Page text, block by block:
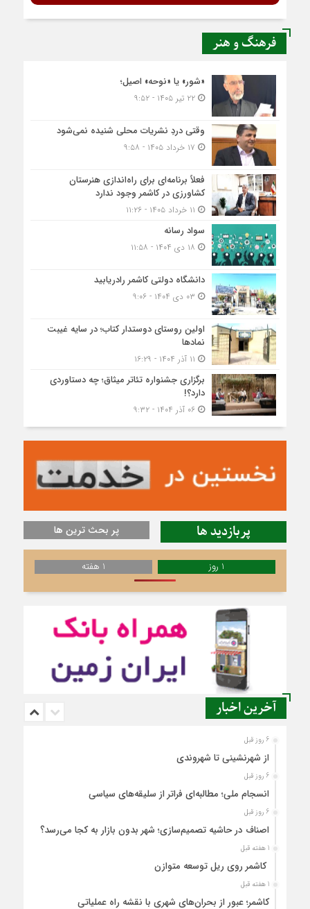
فرهنگ و هنر
«شور» یا «نوحه» اصیل؛
۲۲ تیر ۱۴۰۵ - ۹:۵۲
وقتی دردِ نشریات محلی شنیده نمی‌شود
فعلاً برنامه‌ای برای راه‌اندازی هنرستان
کشاورزی در کاشمر وجود ندارد
سواد رسانه
دانشگاه دولتی کاشمر‌ رادریابید
اولین روستای دوستدار کتاب؛ در سایه غیبت
نمادها
برگزاری جشنواره تئاتر میثاق؛ چه دستاوردی
دارد؟!
۰۶ آذر ۱۴۰۴ - ۹:۳۲
پربازدید ها پر بحث ترین ها
1 روز 1 هفته
آخرین اخبار
6 روز قبل
از شهرنشینی تا شهروندی
6 روز قبل
انسجام ملی؛ مطالبه‌ای فراتر از سلیقه‌های سیاسی
6 روز قبل
اصناف در حاشیه تصمیم‌سازی؛ شهر بدون بازار به کجا می‌رسد؟
1 هفته قبل
کاشمر روی ریل توسعه متوازن
1 هفته قبل
کاشمر؛ عبور از بحران‌های شهری با نقشه راه عملیاتی